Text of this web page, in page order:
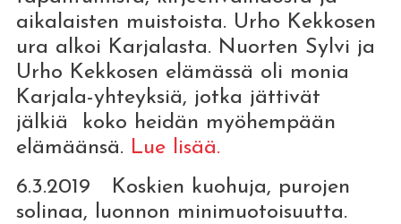
aikalaisten muistoista. Urho Kekkosen
ura alkoi Karjalasta. Nuorten Sylvi ja
Urho Kekkosen elämässä oli monia
Karjala-yhteyksiä, jotka jättivät
jälkiä koko heidän myöhempään
elämäänsä. Lue lisää.
6.3.2019 Koskien kuohuja, purojen
solinaa, luonnon minimuotoisuutta.